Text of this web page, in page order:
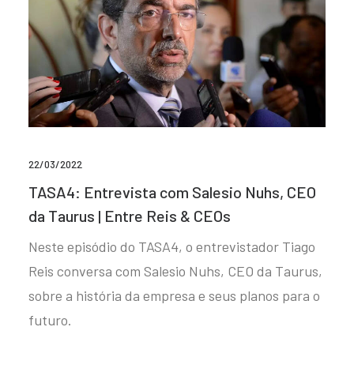
22/03/2022
TASA4: Entrevista com Salesio Nuhs, CEO
da Taurus | Entre Reis & CEOs
Neste episódio do TASA4, o entrevistador Tiago
Reis conversa com Salesio Nuhs, CEO da Taurus,
sobre a história da empresa e seus planos para o
futuro.